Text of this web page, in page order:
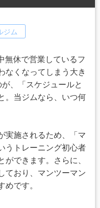
ジム
無休で営業しているフ
なくなってしまう大き
、「スケジュールと
。当ジムなら、いつ何
実施されるため、「マ
うトレーニング初心者
できます。さらに、
ており、マンツーマン
めです。